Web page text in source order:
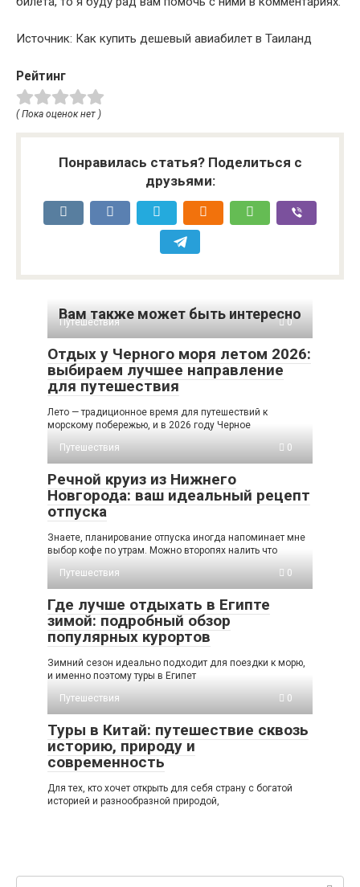
Источник: Как купить дешевый авиабилет в Таиланд
Рейтинг
( Пока оценок нет )
Понравилась статья? Поделиться с
друзьями:
Вам также может быть интересно
Путешествия 0
Отдых у Черного моря летом 2026:
выбираем лучшее направление
для путешествия
Лето — традиционное время для путешествий к
морскому побережью, и в 2026 году Черное
Путешествия
0
Речной круиз из Нижнего
Новгорода: ваш идеальный рецепт
отпуска
Знаете, планирование отпуска иногда напоминает мне
выбор кофе по утрам. Можно второпях налить что
Путешествия
0
Где лучше отдыхать в Египте
зимой: подробный обзор
популярных курортов
Зимний сезон идеально подходит для поездки к морю,
и именно поэтому туры в Египет
Путешествия
0
Туры в Китай: путешествие сквозь
историю, природу и
современность
Для тех, кто хочет открыть для себя страну с богатой
историей и разнообразной природой,